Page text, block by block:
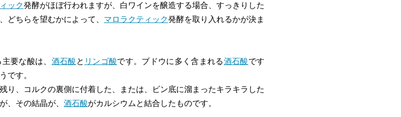
ック発酵がほぼ行われますが、白ワインを醸造する場合、すっきりした
どちらを望むかによって、 マロラクティック発酵を取り入れるかが決ま
要な酸は、 酒石酸 と リンゴ酸です。ブドウに多く含まれる酒石酸です
です。
り、コルクの裏側に付着した、または、ビン底に溜まったキラキラした
、その結晶が、 酒石酸がカルシウムと結合したものです。